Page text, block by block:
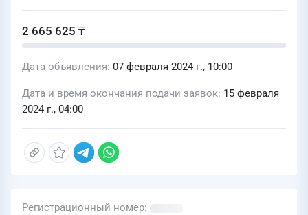
2 665 625 ₸
Дата объявления 07 февраля 2024 г., 10:00
Дата и время окончания подачи заявок 15 февраля
2024 г., 04:00
Регистрационный номер